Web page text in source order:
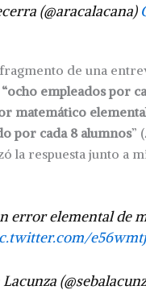
(@aracalacana)
de una
“ocho empleados por
matemático
por cada 8 alumnos” (
la respuesta junto a
error elemental de